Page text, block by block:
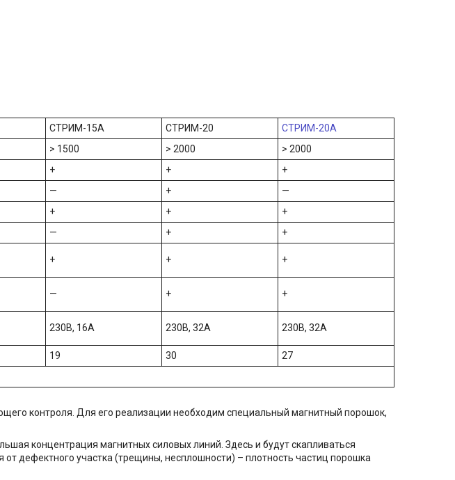
СТРИМ-15A СТРИМ-20
СТРИМ-20A
> 1500 > 2000
> 2000
+ +
+
— +
—
+ +
+
— +
+
+ + +
— + +
230В, 16А 230В, 32А 230В, 32А
19 30
27
контроля. Для его реализации необходим специальный магнитный порошок,
концентрация магнитных силовых линий. Здесь и будут скапливаться
дефектного участка (трещины, несплошности) – плотность частиц порошка